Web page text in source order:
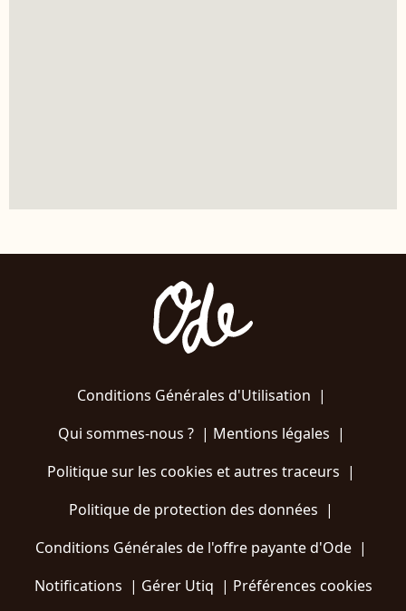
Conditions Générales d'Utilisation |
Qui sommes-nous ?| Mentions légales |
Politique sur les cookies et autres traceurs |
Politique de protection des données |
Conditions Générales de l'offre payante d'Ode |
Notifications | Gérer Utiq | Préférences cookies